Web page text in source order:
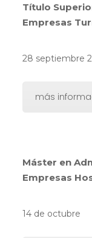
Título
Empresas
28 septiembre
más
Máster en
Empresas
14 de octubre